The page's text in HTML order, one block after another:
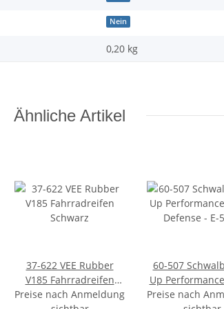
Nein
0,20 kg
Ähnliche Artikel
37-622 VEE Rubber
V185 Fahrradreifen
Schwarz
Preise nach Anmeldung
60-507
Up
Defense - E-
Preise nach